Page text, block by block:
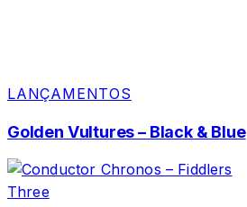
LANÇAMENTOS
Golden Vultures – Black & Blue